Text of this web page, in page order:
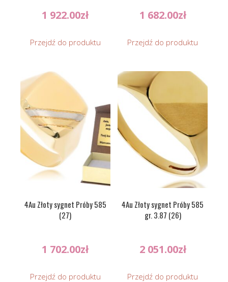
1 922.00zł
Przejdź do produktu
1 682.00zł
Przejdź do produktu
4Au Złoty sygnet Próby 585
(27)
1 702.00zł
Przejdź do produktu
4Au Złoty sygnet Próby 585
gr. 3.87 (26)
2 051.00zł
Przejdź do produktu